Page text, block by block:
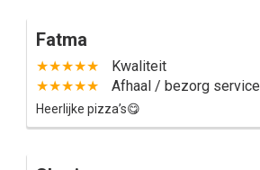
Fatma
★★★★★
Kwaliteit
★★★★★
Afhaal / bezorg service
Heerlijke pizza’s😋